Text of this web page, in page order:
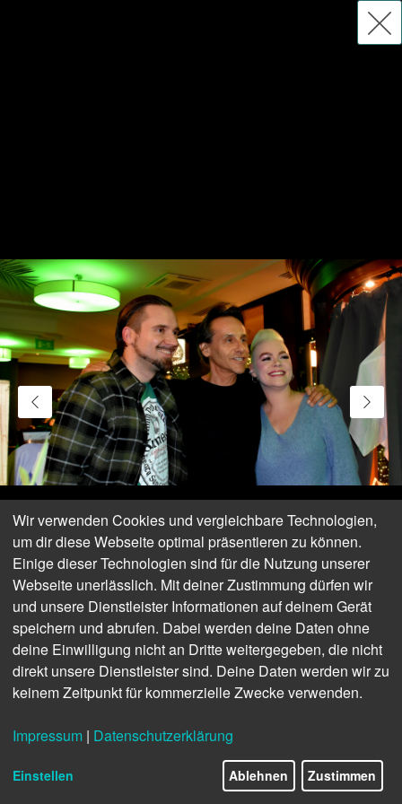
Wir verwenden Cookies und vergleichbare Technologien,
um dir diese Webseite optimal präsentieren zu können.
Einige dieser Technologien sind für die Nutzung unserer
Webseite unerlässlich. Mit deiner Zustimmung dürfen wir
und unsere Dienstleister Informationen auf deinem Gerät
speichern und abrufen. Dabei werden deine Daten ohne
deine Einwilligung nicht an Dritte weitergegeben, die nicht
direkt unsere Dienstleister sind. Deine Daten werden wir zu
keinem Zeitpunkt für kommerzielle Zwecke verwenden.
Impressum | Datenschutzerklärung
Einstellen Ablehnen Zustimmen